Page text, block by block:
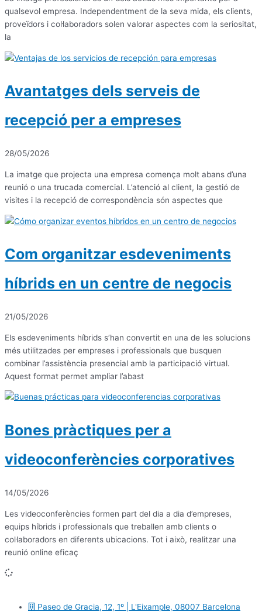
qualsevol empresa. Independentment de la seva mida, els clients,
proveïdors i col·laboradors solen valorar aspectes com la seriositat,
la
Avantatges dels serveis de
recepció per a empreses
28/05/2026
La imatge que projecta una empresa comença molt abans d’una
reunió o una trucada comercial. L’atenció al client, la gestió de
visites i la recepció de correspondència són aspectes que
Com organitzar esdeveniments
híbrids en un centre de negocis
21/05/2026
Els esdeveniments híbrids s’han convertit en una de les solucions
més utilitzades per empreses i professionals que busquen
combinar l’assistència presencial amb la participació virtual.
Aquest format permet ampliar l’abast
Bones pràctiques per a
videoconferències corporatives
14/05/2026
Les videoconferències formen part del dia a dia d’empreses,
equips híbrids i professionals que treballen amb clients o
col·laboradors en diferents ubicacions. Tot i això, realitzar una
reunió online eficaç
Paseo de Gracia, 12, 1º | L'Eixample, 08007 Barcelona